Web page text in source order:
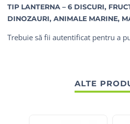
TIP LANTERNA – 6 DISCURI,
DINOZAURI, ANIMALE MARINE,
Trebuie să fii autentificat pentru a
ALTE